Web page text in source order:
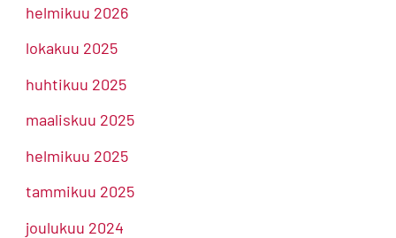
helmikuu 2026
lokakuu 2025
huhtikuu 2025
maaliskuu 2025
helmikuu 2025
tammikuu 2025
joulukuu 2024